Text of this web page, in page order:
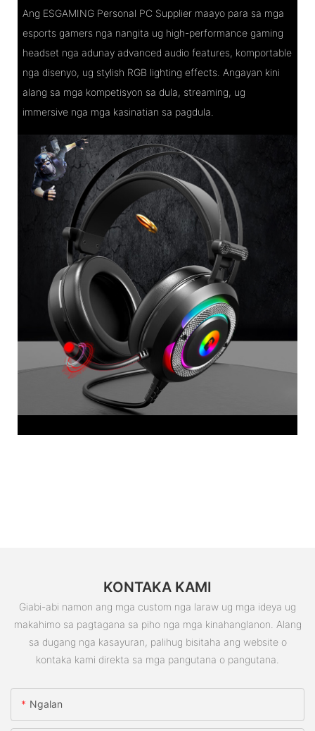
Ang ESGAMING Personal PC Supplier maayo para sa mga
esports gamers nga nangita ug high-performance gaming
headset nga adunay advanced audio features, komportable
nga disenyo, ug stylish RGB lighting effects. Angayan kini
alang sa mga kompetisyon sa dula, streaming, ug
immersive nga mga kasinatian sa pagdula.
KONTAKA KAMI
Giabi-abi namon ang mga custom nga laraw ug mga ideya ug
makahimo sa pagtagana sa piho nga mga kinahanglanon. Alang
sa dugang nga kasayuran, palihug bisitaha ang website o
kontaka kami direkta sa mga pangutana o pangutana.
Ngalan